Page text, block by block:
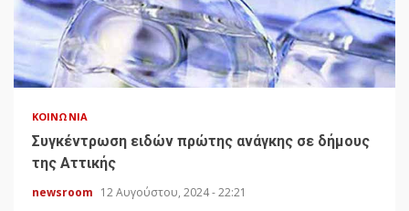
ΚΟΙΝΩΝΊΑ
Συγκέντρωση ειδών πρώτης ανάγκης σε δήμους
της Αττικής
newsroom 12 Αυγούστου, 2024 - 22:21